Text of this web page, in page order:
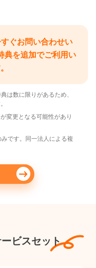
ぐお問い合わせい
典を追加でご利用い
は数に限りがあるため、
変更となる可能性があり
です。同一法人による複
ビスセット